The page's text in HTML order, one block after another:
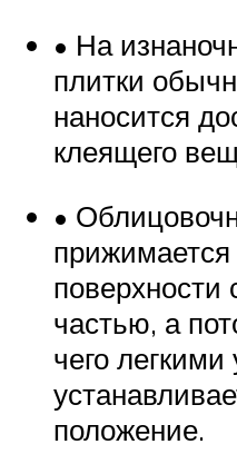
• На
плитки
наносится
клеящего
•
прижимается
поверхности
частью, а
чего
положение.